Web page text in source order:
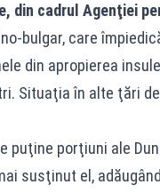
din cadrul Agenţiei
bulgar, care
din apropierea
Situaţia în alte ţări
puţine porţiuni ale
susţinut el,